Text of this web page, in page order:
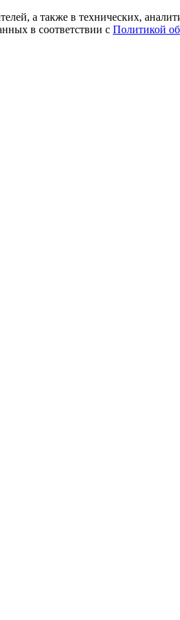
а также в технических,
в соответствии с Политикой